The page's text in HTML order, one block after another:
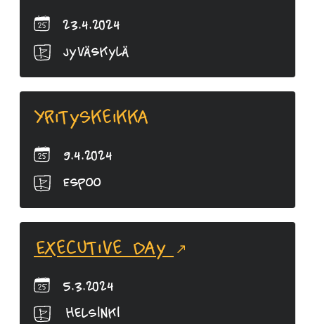
23.4.2024
Jyväskylä
Yrityskeikka
9.4.2024
Espoo
Executive Day
5.3.2024
Helsinki